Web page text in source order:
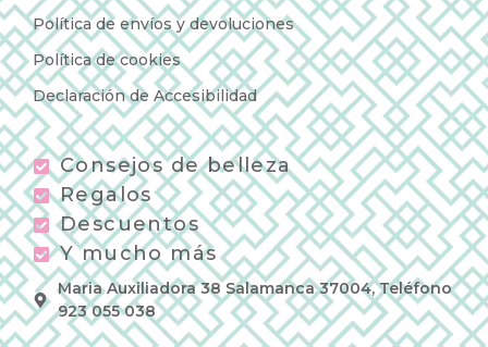
Política de envíos y devoluciones
Política de cookies
Declaración de Accesibilidad
Consejos de belleza
Regalos
Descuentos
Y mucho más
Maria Auxiliadora 38 Salamanca 37004, Teléfono
923 055 038